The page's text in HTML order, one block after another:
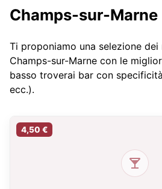
Champs-sur-Marne
Ti proponiamo una selezione
Champs-sur-Marne con le
basso troverai bar con
ecc.).
4,50 €